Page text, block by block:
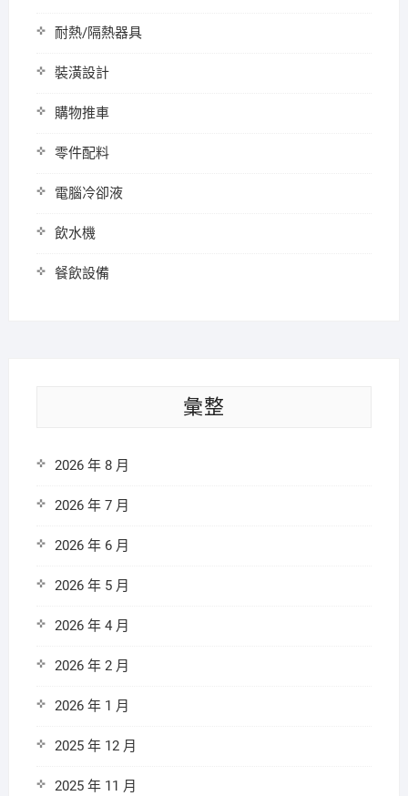
耐熱/隔熱器具
裝潢設計
購物推車
零件配料
電腦冷卻液
飲水機
餐飲設備
彙整
2026 年 8 月
2026 年 7 月
2026 年 6 月
2026 年 5 月
2026 年 4 月
2026 年 2 月
2026 年 1 月
2025 年 12 月
2025 年 11 月